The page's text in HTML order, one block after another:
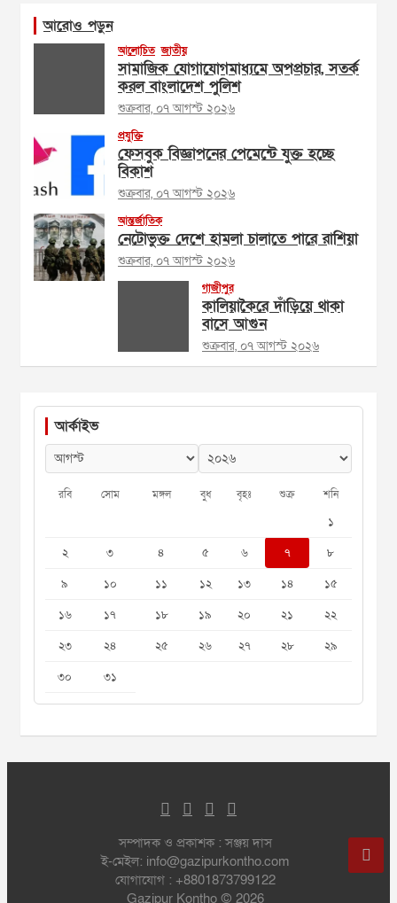
আরোও পড়ুন
আলোচিত জাতীয়
সামাজিক যোগাযোগমাধ্যমে অপপ্রচার, সতর্ক
করল বাংলাদেশ পুলিশ
শুক্রবার, ০৭ আগস্ট ২০২৬
প্রযুক্তি
ফেসবুক বিজ্ঞাপনের পেমেন্টে যুক্ত হচ্ছে
বিকাশ
শুক্রবার, ০৭ আগস্ট ২০২৬
আন্তর্জাতিক
নেটোভুক্ত দেশে হামলা চালাতে পারে রাশিয়া
শুক্রবার, ০৭ আগস্ট ২০২৬
গাজীপুর
কালিয়াকৈরে দাঁড়িয়ে থাকা
বাসে আগুন
শুক্রবার, ০৭ আগস্ট ২০২৬
আর্কাইভ
রবি সোম মঙ্গল বুধ বৃহঃ শুক্র শনি
১
২
৩ ৪ ৫ ৬ ৭
৮
৯
১০ ১১ ১২ ১৩ ১৪
১৫
১৬
১৭ ১৮ ১৯ ২০ ২১
২২
২৩
২৪ ২৫ ২৬ ২৭ ২৮
২৯
৩০
৩১
সম্পাদক ও প্রকাশক : সঞ্জয় দাস
ই-মেইল: info@gazipurkontho.com
যোগাযোগ : +8801873799122
Gazipur Kontho © 2026